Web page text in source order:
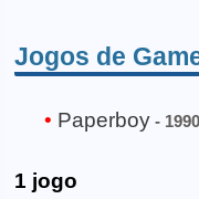
Jogos de
Paperboy -
1 jogo